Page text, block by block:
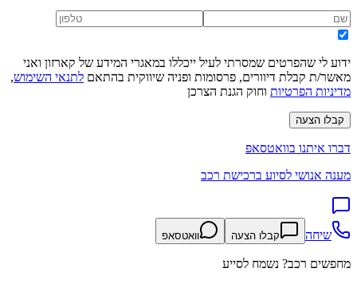
ידוע לי שהפרטים שמסרתי לעיל ייכללו במאגרי המידע של קארזון ואני
מאשר/ת קבלת דיוורים, פרסומות ופניה שיווקית בהתאם לתנאי השימוש,
מדיניות הפרטיות וחוק הגנת הצרכן
קבלו הצעה
דברו איתנו בוואטסאפ
מענה אנושי לסיוע ברכישת רכב
שיחה קבלו הצעה וואטסאפ
מחפשים רכב? נשמח לסייע